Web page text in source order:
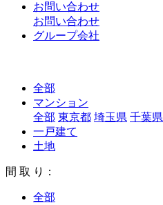
お問い合わせ
お問い合わせ
グループ会社
全部
マンション
全部 東京都 埼玉県 千葉県
一戸建て
土地
間 取 り：
全部